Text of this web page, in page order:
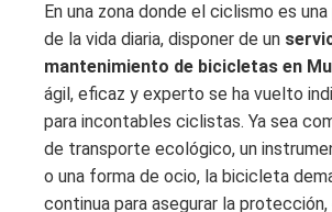
En una zona donde el ciclismo es
de la vida diaria, disponer de un
mantenimiento de bicicletas en
ágil, eficaz y experto se ha vuelto
para incontables ciclistas. Ya sea
de transporte ecológico, un
o una forma de ocio, la bicicleta
continua para asegurar la